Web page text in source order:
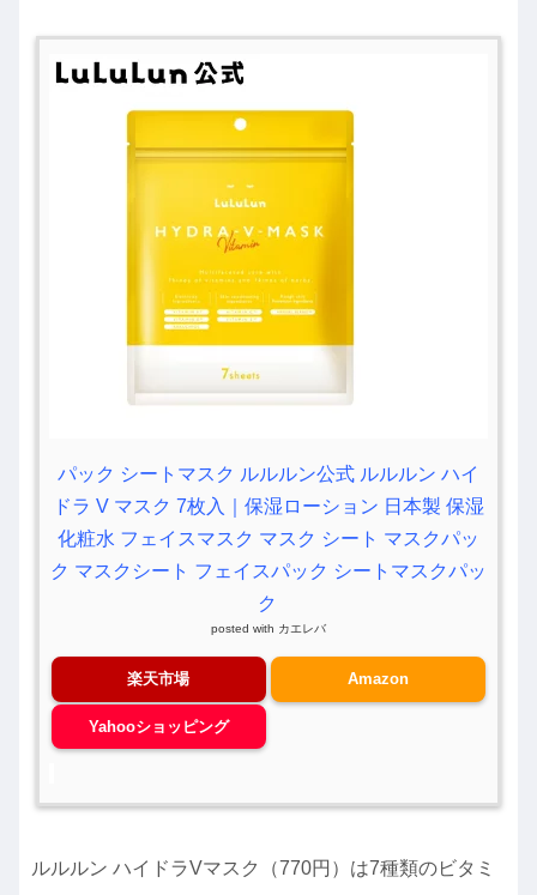
パック シートマスク ルルルン公式 ルルルン ハイ
ドラ V マスク 7枚入｜保湿ローション 日本製 保湿
化粧水 フェイスマスク マスク シート マスクパッ
ク マスクシート フェイスパック シートマスクパッ
ク
posted with カエレバ
楽天市場 Amazon
Yahooショッピング
ルルルン ハイドラVマスク（770円）は7種類のビタミ